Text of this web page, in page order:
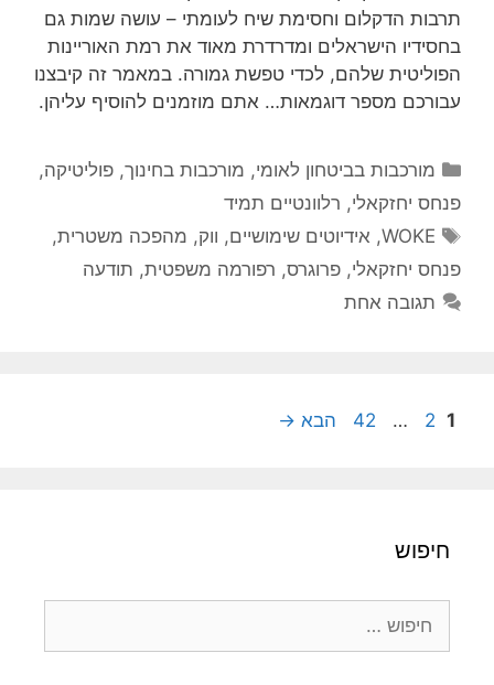
תרבות הדקלום וחסימת שיח לעומתי – עושה שמות גם
בחסידיו הישראלים ומדרדרת מאוד את רמת האוריינות
הפוליטית שלהם, לכדי טפשת גמורה. במאמר זה קיבצנו
עבורכם מספר דוגמאות… אתם מוזמנים להוסיף עליהן.
קטגוריות
מורכבות בביטחון לאומי, מורכבות בחינוך,פוליטיקה,
פנחס יחזקאלי, רלוונטיים תמיד
תגיות
WOKE
, אידיוטים שימושיים, ווק, מהפכה משטרית,
פנחס יחזקאלי, פרוגרס, רפורמה משפטית, תודעה
תגובה אחת
עמוד
1 עמוד
2
… עמוד
42 הבא →
חיפוש